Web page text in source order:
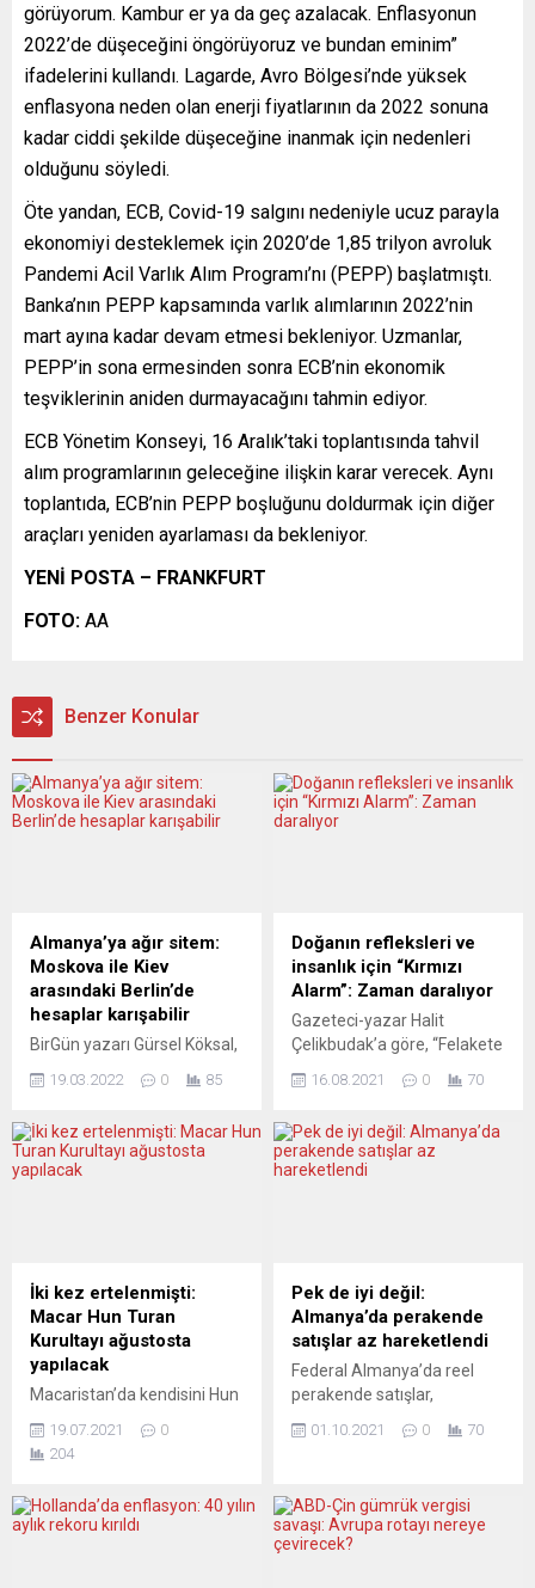
görüyorum. Kambur er ya da geç azalacak. Enflasyonun
2022’de düşeceğini öngörüyoruz ve bundan eminim”
ifadelerini kullandı. Lagarde, Avro Bölgesi’nde yüksek
enflasyona neden olan enerji fiyatlarının da 2022 sonuna
kadar ciddi şekilde düşeceğine inanmak için nedenleri
olduğunu söyledi.
Öte yandan, ECB, Covid-19 salgını nedeniyle ucuz parayla
ekonomiyi desteklemek için 2020’de 1,85 trilyon avroluk
Pandemi Acil Varlık Alım Programı’nı (PEPP) başlatmıştı.
Banka’nın PEPP kapsamında varlık alımlarının 2022’nin
mart ayına kadar devam etmesi bekleniyor. Uzmanlar,
PEPP’in sona ermesinden sonra ECB’nin ekonomik
teşviklerinin aniden durmayacağını tahmin ediyor.
ECB Yönetim Konseyi, 16 Aralık’taki toplantısında tahvil
alım programlarının geleceğine ilişkin karar verecek. Aynı
toplantıda, ECB’nin PEPP boşluğunu doldurmak için diğer
araçları yeniden ayarlaması da bekleniyor.
YENİ POSTA – FRANKFURT
FOTO: AA
Benzer Konular
Almanya’ya ağır sitem:
Moskova ile Kiev
arasındaki Berlin’de
hesaplar karışabilir
BirGün yazarı Gürsel Köksal,
yasal engellere rağmen
yardımında” bulunduğunu
hatırlatıyor ve ekliyor:
beklentiler her geçen gün
artıyor. Kısa süre içinde barış
sağlanmazsa hükümetin işi
zor. Hükümet, Zelenski’nin
kendisinden beklediği
adımları atarsa bunun ülke...
19.03.2022 0 85
Doğanın refleksleri ve
insanlık için “Kırmızı
Alarm”: Zaman daralıyor
Gazeteci-yazar Halit
Çelikbudak’a göre, “Felakete
ısınmanın tek sebebi ’insan’.
derece ısınmada insan
sağlığı, bitki örtüsü, gıda
zamanı değil, harekete
geçmeliyiz.” Durum ciddi.
Sanırım herkes farkında. BM
Hükümetler Arası İklim
Değişikliği...
16.08.2021 0 70
İki kez ertelenmişti:
Macar Hun Turan
Kurultayı ağustosta
yapılacak
Macaristan’da kendisini Hun
tanımlayanlar, bir vakıf
etrafında bir araya gelerek
düzenliyor ve Macarların
19.07.2021
0
204
Pek de iyi değil:
Almanya’da perakende
satışlar az hareketlendi
Federal Almanya’da reel
perakende satışlar,
koronavirüs (Covid-19)
önceki aya göre yüzde 1,1’lik
artış kaydetti. Ancak geçen
01.10.2021 0 70